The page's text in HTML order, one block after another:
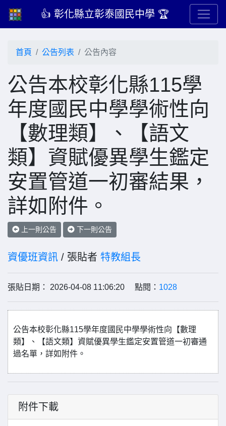
👍 彰化縣立彰泰國民中學 🏆
首頁 公告列表 公告內容
公告本校彰化縣115學
年度國民中學學術性向
【數理類】、【語文
類】資賦優異學生鑑定
安置管道一初審結果，
詳如附件。
上一則公告 下一則公告
資優班資訊 / 張貼者 特教組長
張貼日期： 2026-04-08 11:06:20 點閱： 1028
公告本校彰化縣115學年度國民中學學術性向【數理
類】、【語文類】資賦優異學生鑑定安置管道一初審通
過名單，詳如附件。
附件下載